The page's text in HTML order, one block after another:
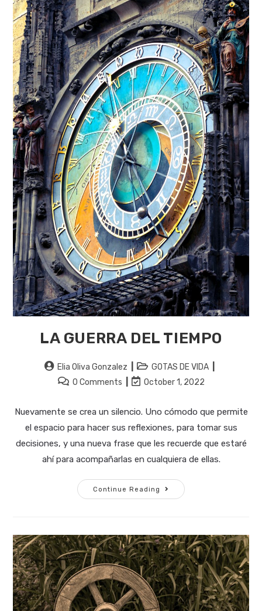
LA GUERRA DEL TIEMPO
Post
author:
Elia Oliva Gonzalez
Post
category:
GOTAS DE VIDA
Post0 Comments
Post
modified:
October 1, 2022
Nuevamente se crea un silencio. Uno cómodo que permite
el espacio para hacer sus reflexiones, para tomar sus
decisiones, y una nueva frase que les recuerde que estaré
ahí para acompañarlas en cualquiera de ellas.
Continue Reading
LA
GUERRA